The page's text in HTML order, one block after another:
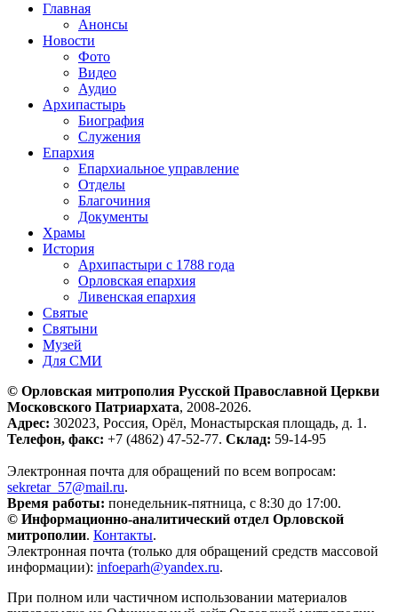
Главная
Анонсы
Новости
Фото
Видео
Аудио
Архипастырь
Биография
Служения
Епархия
Епархиальное управление
Отделы
Благочиния
Документы
Храмы
История
Архипастыри с 1788 года
Орловская епархия
Ливенская епархия
Святые
Святыни
Музей
Для СМИ
© Орловская митрополия Русской Православной Церкви
Московского Патриархата, 2008-2026.
Адрес: 302023, Россия, Орёл, Монастырская площадь, д. 1.
Телефон, факс: +7 (4862) 47-52-77. Склад: 59-14-95
Электронная почта для обращений по всем вопросам:
sekretar_57@mail.ru.
Время работы: понедельник-пятница, с 8:30 до 17:00.
© Информационно-аналитический отдел Орловской
митрополии. Контакты.
Электронная почта (только для обращений средств массовой
информации): infoeparh@yandex.ru.
При полном или частичном использовании материалов